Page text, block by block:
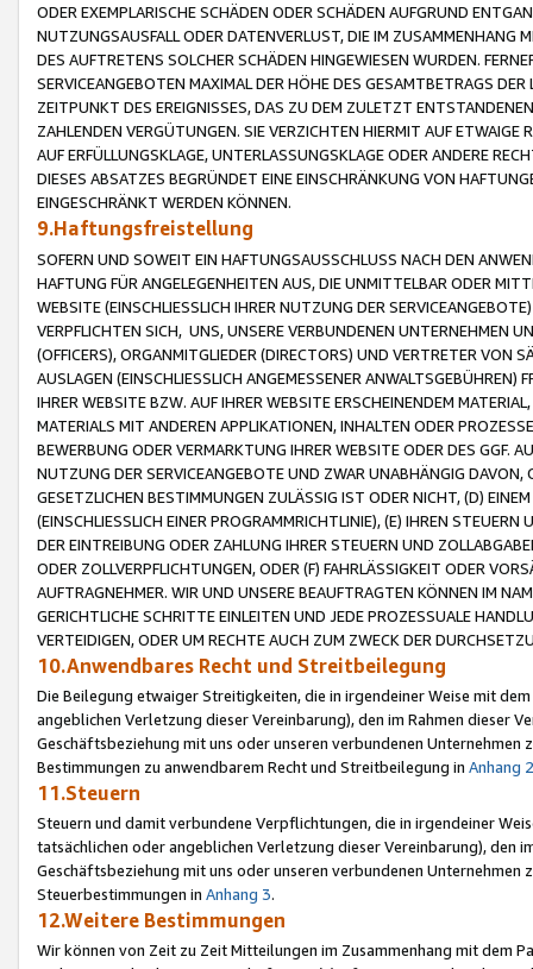
ODER EXEMPLARISCHE SCHÄDEN ODER SCHÄDEN AUFGRUND
NUTZUNGSAUSFALL ODER DATENVERLUST, DIE IM ZUSAMMENHANG
DES AUFTRETENS SOLCHER SCHÄDEN HINGEWIESEN WURDEN.
SERVICEANGEBOTEN MAXIMAL DER HÖHE DES GESAMTBETRAGS
ZEITPUNKT DES EREIGNISSES, DAS ZU DEM ZULETZT
ZAHLENDEN VERGÜTUNGEN. SIE VERZICHTEN HIERMIT AUF
AUF ERFÜLLUNGSKLAGE, UNTERLASSUNGSKLAGE ODER ANDERE
DIESES ABSATZES BEGRÜNDET EINE EINSCHRÄNKUNG VON
EINGESCHRÄNKT WERDEN KÖNNEN.
9.Haftungsfreistellung
SOFERN UND SOWEIT EIN HAFTUNGSAUSSCHLUSS NACH DEN
HAFTUNG FÜR ANGELEGENHEITEN AUS, DIE UNMITTELBAR ODER
WEBSITE (EINSCHLIESSLICH IHRER NUTZUNG DER
VERPFLICHTEN SICH, UNS, UNSERE VERBUNDENEN UNTERNEHMEN
(OFFICERS), ORGANMITGLIEDER (DIRECTORS) UND VERTRETER VON
AUSLAGEN (EINSCHLIESSLICH ANGEMESSENER
IHRER WEBSITE BZW. AUF IHRER WEBSITE ERSCHEINENDEM
MATERIALS MIT ANDEREN APPLIKATIONEN, INHALTEN ODER
BEWERBUNG ODER VERMARKTUNG IHRER WEBSITE ODER DES GGF.
NUTZUNG DER SERVICEANGEBOTE UND ZWAR UNABHÄNGIG
GESETZLICHEN BESTIMMUNGEN ZULÄSSIG IST ODER NICHT, (D)
(EINSCHLIESSLICH EINER PROGRAMMRICHTLINIE), (E) IHREN
DER EINTREIBUNG ODER ZAHLUNG IHRER STEUERN UND
ODER ZOLLVERPFLICHTUNGEN, ODER (F) FAHRLÄSSIGKEIT ODER
AUFTRAGNEHMER. WIR UND UNSERE BEAUFTRAGTEN KÖNNEN IM
GERICHTLICHE SCHRITTE EINLEITEN UND JEDE PROZESSUALE
VERTEIDIGEN, ODER UM RECHTE AUCH ZUM ZWECK DER
10.Anwendbares Recht und Streitbeilegung
Die Beilegung etwaiger Streitigkeiten, die in irgendeiner Weise mit
angeblichen Verletzung dieser Vereinbarung), den im Rahmen dieser
Geschäftsbeziehung mit uns oder unseren verbundenen
Bestimmungen zu anwendbarem Recht und Streitbeilegung in Anhang 2
11.Steuern
Steuern und damit verbundene Verpflichtungen, die in irgendeiner
tatsächlichen oder angeblichen Verletzung dieser Vereinbarung), den
Geschäftsbeziehung mit uns oder unseren verbundenen
Steuerbestimmungen in Anhang 3.
12.Weitere Bestimmungen
Wir können von Zeit zu Zeit Mitteilungen im Zusammenhang mit dem